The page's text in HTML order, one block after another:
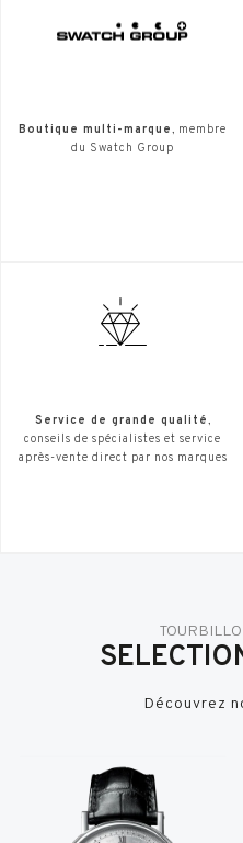
Boutique multi-marque, membre
du Swatch Group
Service de grande qualité,
conseils de spécialistes et service
après-vente direct par nos marques
Découvrez